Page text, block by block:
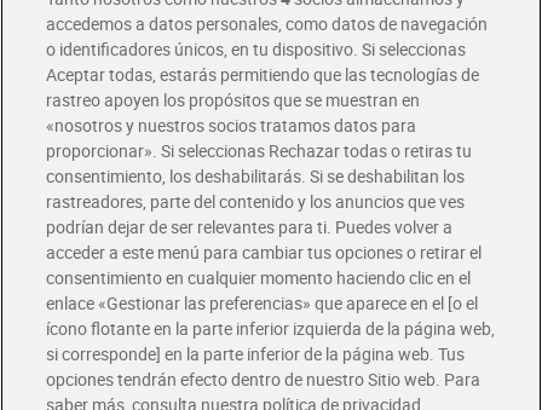
Envío gratis por compras superiores a 100€
Envío estandar por 4,99€
Glovo y Uber Eats
Solicita tu factura de Glovo o Uber Eats
Únete al CLUB Dia
Disfruta las ventajas y ofertas exclusivas.
Descárgate la APP Dia
Folletos y Tiendas
Descubre las mejores ofertas y busca tu tienda más cercana
accedemos a datos personales, como datos de navegación
o identificadores únicos, en tu dispositivo. Si seleccionas
Aceptar todas, estarás permitiendo que las tecnologías de
rastreo apoyen los propósitos que se muestran en
«nosotros y nuestros socios tratamos datos para
proporcionar». Si seleccionas Rechazar todas o retiras tu
consentimiento, los deshabilitarás. Si se deshabilitan los
rastreadores, parte del contenido y los anuncios que ves
podrían dejar de ser relevantes para ti. Puedes volver a
acceder a este menú para cambiar tus opciones o retirar el
consentimiento en cualquier momento haciendo clic en el
enlace «Gestionar las preferencias» que aparece en el [o el
ícono flotante en la parte inferior izquierda de la página web,
si corresponde] en la parte inferior de la página web. Tus
opciones tendrán efecto dentro de nuestro Sitio web. Para
saber más, consulta nuestra política de privacidad.